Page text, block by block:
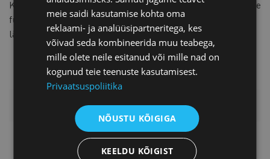
Kui enne sündmuse toimumist jõustuvad piirangud ürituste
füüsiliseks
läbiviimiseks, korraldame ürituse veebisündmusena.
LISAINFORMATSIOON
Kati Krass
meie saidi kasutamise kohta oma
reklaami- ja analüüsipartneritega, kes
võivad seda kombineerida muu teabega,
mille olete neile esitanud või mille nad on
kogunud teie teenuste kasutamisest.
Privaatsuspoliitika
NÕUSTU KÕIGIGA
KEELDU KÕIGIST